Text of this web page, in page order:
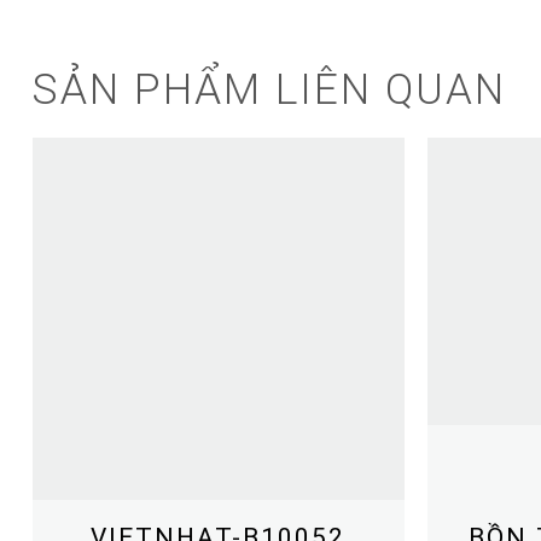
SẢN PHẨM LIÊN QUAN